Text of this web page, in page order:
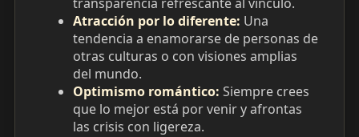
Atracción por lo diferente: Una
tendencia a enamorarse de personas de
otras culturas o con visiones amplias
del mundo.
Optimismo romántico: Siempre crees
que lo mejor está por venir y afrontas
las crisis con ligereza.